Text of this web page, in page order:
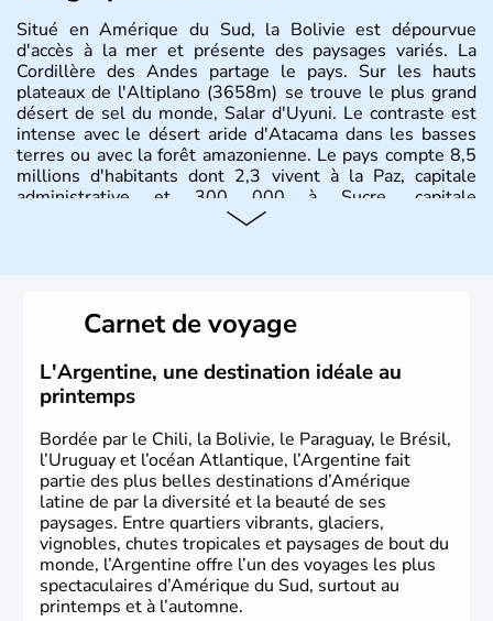
Situé en Amérique du Sud, la Bolivie est dépourvue
d'accès à la mer et présente des paysages variés. La
Cordillère des Andes partage le pays. Sur les hauts
plateaux de l'Altiplano (3658m) se trouve le plus grand
désert de sel du monde, Salar d'Uyuni. Le contraste est
intense avec le désert aride d'Atacama dans les basses
terres ou avec la forêt amazonienne. Le pays compte 8,5
millions d'habitants dont 2,3 vivent à la Paz, capitale
administrative et 300 000 à Sucre, capitale
Carnet de voyage
L'Argentine, une destination idéale au
printemps
Bordée par le Chili, la Bolivie, le Paraguay, le Brésil,
l’Uruguay et l’océan Atlantique, l’Argentine fait
partie des plus belles destinations d’Amérique
latine de par la diversité et la beauté de ses
paysages. Entre quartiers vibrants, glaciers,
vignobles, chutes tropicales et paysages de bout du
monde, l’Argentine offre l’un des voyages les plus
spectaculaires d’Amérique du Sud, surtout au
printemps et à l’automne.